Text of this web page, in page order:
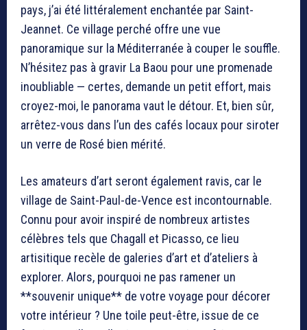
pays, j’ai été littéralement enchantée par Saint-
Jeannet. Ce village perché offre une vue
panoramique sur la Méditerranée à couper le souffle.
N’hésitez pas à gravir La Baou pour une promenade
inoubliable — certes, demande un petit effort, mais
croyez-moi, le panorama vaut le détour. Et, bien sûr,
arrêtez-vous dans l’un des cafés locaux pour siroter
un verre de Rosé bien mérité.
Les amateurs d’art seront également ravis, car le
village de Saint-Paul-de-Vence est incontournable.
Connu pour avoir inspiré de nombreux artistes
célèbres tels que Chagall et Picasso, ce lieu
artisitique recèle de galeries d’art et d’ateliers à
explorer. Alors, pourquoi ne pas ramener un
**souvenir unique** de votre voyage pour décorer
votre intérieur ? Une toile peut-être, issue de ce